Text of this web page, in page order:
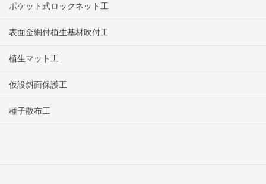
ポケット式ロックネット工
表面金網付植生基材吹付工
植生マット工
仮設斜面保護工
種子散布工